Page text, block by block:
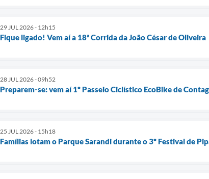
29 JUL 2026 - 12h15
Fique ligado! Vem aí a 18ª Corrida da João César de Oliveira
28 JUL 2026 - 09h52
Preparem-se: vem aí 1º Passeio Ciclístico EcoBike de
25 JUL 2026 - 15h18
Famílias lotam o Parque Sarandi durante o 3º Festival de